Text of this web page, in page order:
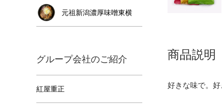
商品説明
好きな味で。
元祖新潟濃厚味噌東横
グループ会社のご紹介
紅屋重正